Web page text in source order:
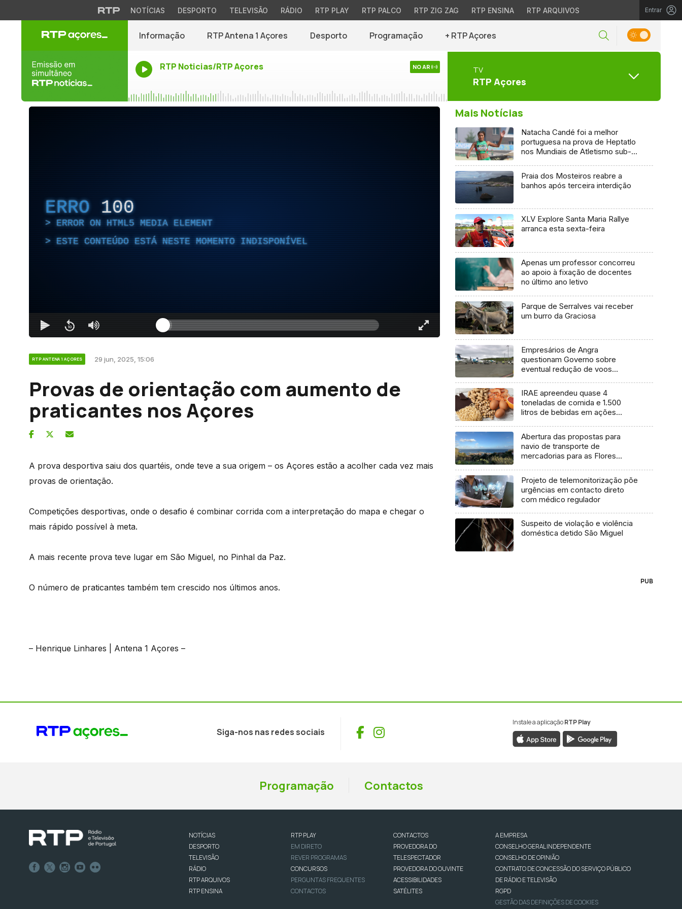
NOTÍCIAS DESPORTO TELEVISÃO RÁDIO RTP PLAY RTP PALCO RTP ZIG ZAG RTP ENSINA RTP ARQUIVOS Entrar
Informação RTP Antena 1 Açores Desporto Programação + RTP Açores
RTP Noticias/RTP Açores NO AR TV
RTP Açores
ERRO 100
ERROR ON HTML5 MEDIA ELEMENT
ESTE CONTEÚDO ESTÁ NESTE MOMENTO INDISPONÍVEL
RTP ANTENA 1 AÇORES 29 jun, 2025, 15:06
Provas de orientação com aumento de
praticantes nos Açores
A prova desportiva saiu dos quartéis, onde teve a sua origem – os Açores estão a acolher cada vez mais
provas de orientação.
Competições desportivas, onde o desafio é combinar corrida com a interpretação do mapa e chegar o
mais rápido possível à meta.
A mais recente prova teve lugar em São Miguel, no Pinhal da Paz.
O número de praticantes também tem crescido nos últimos anos.
– Henrique Linhares | Antena 1 Açores –
Mais Notícias
Natacha Candé foi a melhor
portuguesa na prova de Heptatlo
nos Mundiais de Atletismo sub-
Praia dos Mosteiros reabre a
banhos após terceira interdição
XLV Explore Santa Maria Rallye
arranca esta sexta-feira
Apenas um professor concorreu
ao apoio à fixação de docentes
no último ano letivo
Parque de Serralves vai receber
um burro da Graciosa
Empresários de Angra
questionam Governo sobre
eventual redução de voos
IRAE apreendeu quase 4
toneladas de comida e 1.500
litros de bebidas em ações
Abertura das propostas para
navio de transporte de
mercadorias para as Flores
Projeto de telemonitorização põe
urgências em contacto direto
com médico regulador
Suspeito de violação e violência
doméstica detido São Miguel
PUB
Siga-nos nas redes sociais Facebook
Instagram
Instale a aplicaçãoRTP Play
Programação Contactos
NOTÍCIAS
DESPORTO
TELEVISÃO
RÁDIO
RTP ARQUIVOS
RTP ENSINA
RTP PLAY
EM DIRETO
REVER PROGRAMAS
CONCURSOS
PERGUNTAS FREQUENTES
CONTACTOS
CONTACTOS
PROVEDORA DO
TELESPECTADOR
PROVEDORA DO OUVINTE
ACESSIBILIDADES
SATÉLITES
A EMPRESA
CONSELHO GERAL INDEPENDENTE
CONSELHO DE OPINIÃO
CONTRATO DE CONCESSÃO DO SERVIÇO PÚBLICO
DE RÁDIO E TELEVISÃO
RGPD
GESTÃO DAS DEFINIÇÕES DE COOKIES